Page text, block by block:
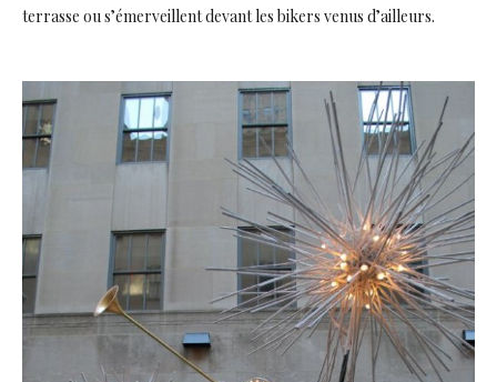
terrasse ou s’émerveillent devant les bikers venus d’ailleurs.